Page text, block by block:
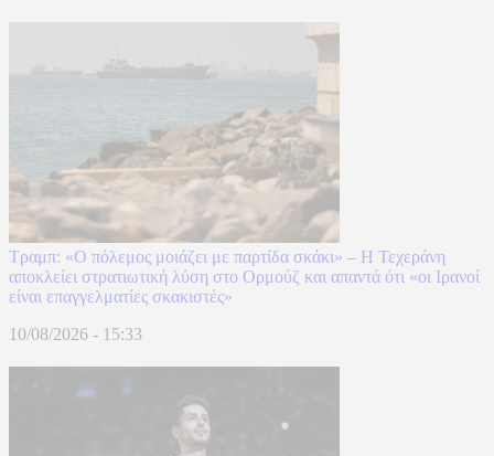
Τραμπ: «Ο πόλεμος μοιάζει με παρτίδα σκάκι» – Η Τεχεράνη
αποκλείει στρατιωτική λύση στο Ορμούζ και απαντά ότι «οι Ιρανοί
είναι επαγγελματίες σκακιστές»
10/08/2026 - 15:33